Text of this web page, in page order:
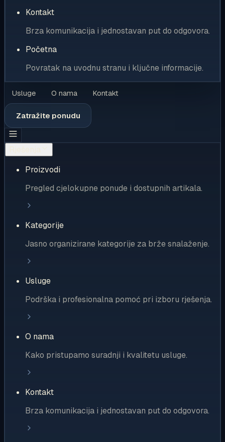
Kontakt
Brza komunikacija i jednostavan put do odgovora.
Početna
Povratak na uvodnu stranu i ključne informacije.
Usluge O nama Kontakt
Zatražite ponudu
Proizvodi
Pregled cjelokupne ponude i dostupnih artikala.
Kategorije
Jasno organizirane kategorije za brže snalaženje.
Usluge
Podrška i profesionalna pomoć pri izboru rješenja.
O nama
Kako pristupamo suradnji i kvalitetu usluge.
Kontakt
Brza komunikacija i jednostavan put do odgovora.